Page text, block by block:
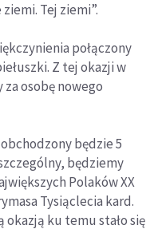
Tej ziemi”.
połączony
Z tej okazji w
osobę nowego
będzie 5
będziemy
Polaków XX
Tysiąclecia kard.
okazją ku temu stało się